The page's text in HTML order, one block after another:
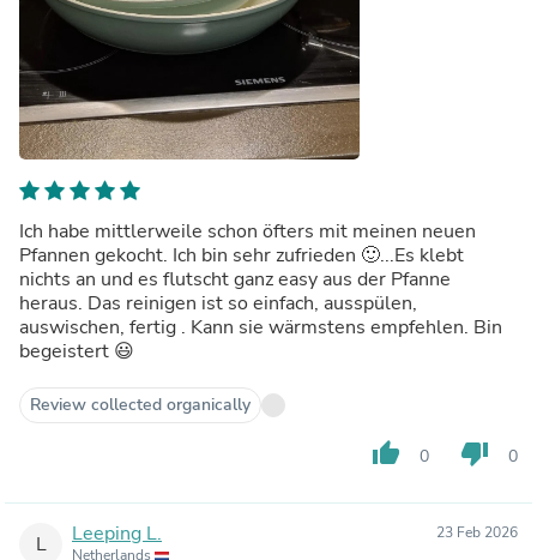
Ich habe mittlerweile schon öfters mit meinen neuen
Pfannen gekocht. Ich bin sehr zufrieden 🙂...Es klebt
nichts an und es flutscht ganz easy aus der Pfanne
heraus. Das reinigen ist so einfach, ausspülen,
auswischen, fertig . Kann sie wärmstens empfehlen. Bin
begeistert 😃
Review collected organically
thumb_up 0 thumb_down 0
L Leeping L.
Netherlands
23 Feb 2026